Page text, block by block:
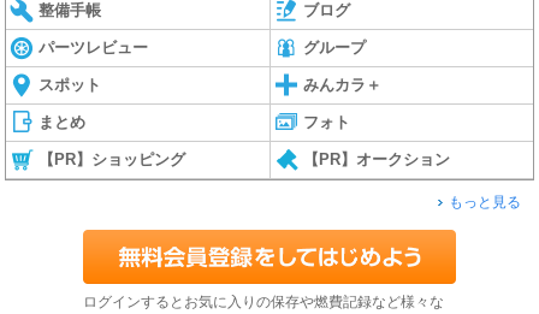
整備手帳 ブログ
パーツレビュー グループ
スポット みんカラ＋
まとめ フォト
【PR】ショッピング 【PR】オークション
もっと見る
ログインするとお気に入りの保存や燃費記録など様々な